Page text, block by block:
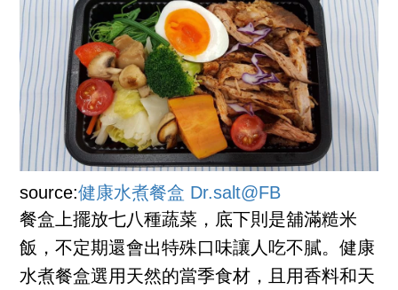
source:健康水煮餐盒 Dr.salt@FB
餐盒上擺放七八種蔬菜，底下則是舖滿糙米
飯，不定期還會出特殊口味讓人吃不膩。健康
水煮餐盒選用天然的當季食材，且用香料和天